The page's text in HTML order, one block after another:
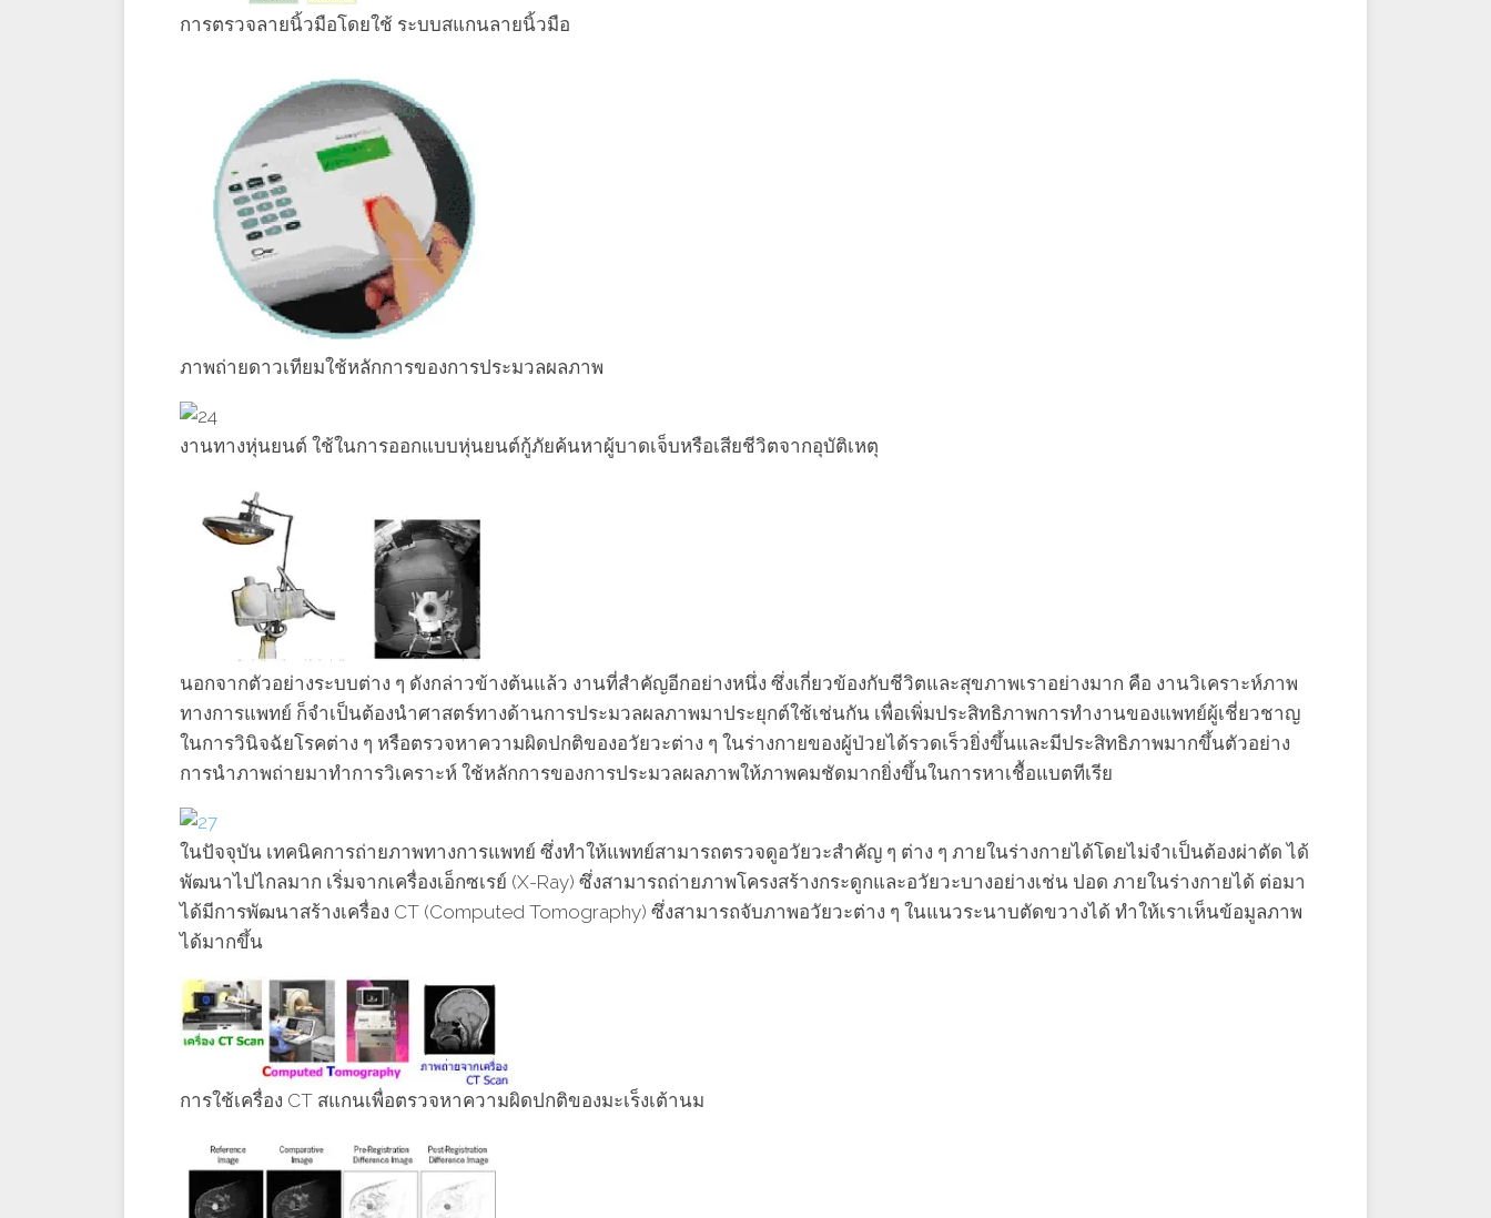
การตรวจลายนิ้วมือโดยใช้ ระบบสแกนลายนิ้วมือ
ภาพถ่ายดาวเทียมใช้หลักการของการประมวลผลภาพ
งานทางหุ่นยนต์ ใช้ในการออกแบบหุ่นยนต์กู้ภัยค้นหาผู้บาดเจ็บหรือเสียชีวิตจากอุบัติเหตุ
นอกจากตัวอย่างระบบต่าง ๆ ดังกล่าวข้างต้นแล้ว งานที่สำคัญอีกอย่างหนึ่ง ซึ่งเกี่ยวข้องกับชีวิตและสุขภาพเราอย่างมาก คือ งานวิเคราะห์ภาพ
ทางการแพทย์ ก็จำเป็นต้องนำศาสตร์ทางด้านการประมวลผลภาพมาประยุกต์ใช้เช่นกัน เพื่อเพิ่มประสิทธิภาพการทำงานของแพทย์ผู้เชี่ยวชาญ
ในการวินิจฉัยโรคต่าง ๆ หรือตรวจหาความผิดปกติของอวัยวะต่าง ๆ ในร่างกายของผู้ป่วยได้รวดเร็วยิ่งขึ้นและมีประสิทธิภาพมากขึ้นตัวอย่าง
การนำภาพถ่ายมาทำการวิเคราะห์ ใช้หลักการของการประมวลผลภาพให้ภาพคมชัดมากยิ่งขึ้นในการหาเชื้อแบตทีเรีย
ในปัจจุบัน เทคนิคการถ่ายภาพทางการแพทย์ ซึ่งทำให้แพทย์สามารถตรวจดูอวัยวะสำคัญ ๆ ต่าง ๆ ภายในร่างกายได้โดยไม่จำเป็นต้องผ่าตัด ได้
พัฒนาไปไกลมาก เริ่มจากเครื่องเอ็กซเรย์ (X-Ray) ซึ่งสามารถถ่ายภาพโครงสร้างกระดูกและอวัยวะบางอย่างเช่น ปอด ภายในร่างกายได้ ต่อมา
ได้มีการพัฒนาสร้างเครื่อง CT (Computed Tomography) ซึ่งสามารถจับภาพอวัยวะต่าง ๆ ในแนวระนาบตัดขวางได้ ทำให้เราเห็นข้อมูลภาพ
ได้มากขึ้น
การใช้เครื่อง CT สแกนเพื่อตรวจหาความผิดปกติของมะเร็งเต้านม